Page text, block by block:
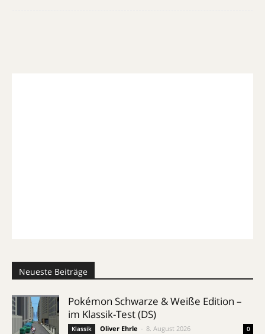
Neueste Beiträge
Pokémon Schwarze & Weiße Edition –
im Klassik-Test (DS)
Klassik Oliver Ehrle 8. August 2026 0